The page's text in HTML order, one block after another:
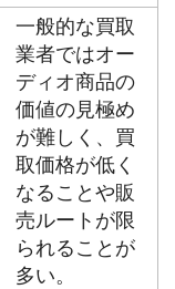
一般的な買取
業者ではオー
ディオ商品の
価値の見極め
が難しく、買
取価格が低く
なることや販
売ルートが限
られることが
多い。